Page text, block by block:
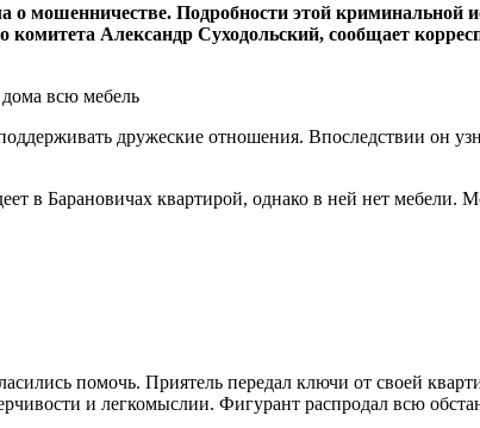
о мошенничестве. Подробности этой криминальной
Александр Суходольский, сообщает
дружеские отношения. Впоследствии он
в Барановичах квартирой, однако в ней нет мебели.
помочь. Приятель передал ключи от своей
и легкомыслии. Фигурант распродал всю